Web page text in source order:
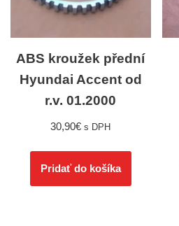
ABS kroužek přední
Hyundai Accent od
r.v. 01.2000
30,90€ s DPH
Pridať do košíka